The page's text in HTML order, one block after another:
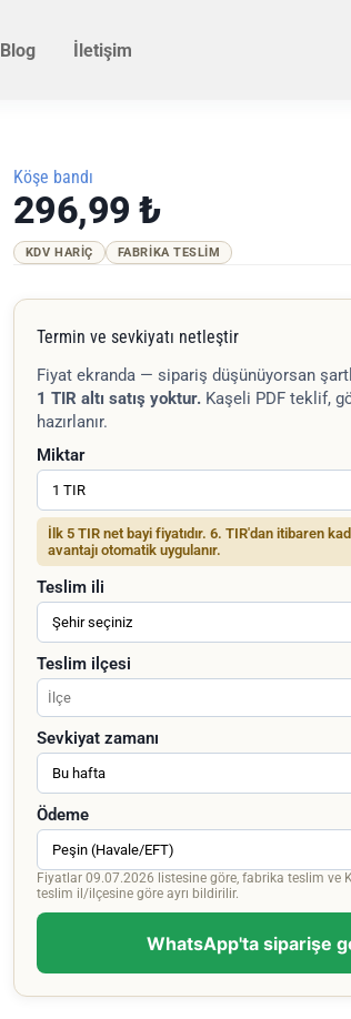
Blog İletişim
Köşe bandı
296,99₺
KDV HARIÇ FABRIKA TESLIM
Termin ve sevkiyatı netleştir
Fiyat ekranda — sipariş düşünüyorsan
1 TIR altı satış yoktur.Kaşeli PDF teklif,
hazırlanır.
Miktar
İlk 5 TIR net bayi fiyatıdır. 6. TIR'dan itibaren
avantajı otomatik uygulanır.
Teslim ili
Teslim ilçesi
Sevkiyat zamanı
Ödeme
Fiyatlar 09.07.2026 listesine göre, fabrika teslim ve
teslim il/ilçesine göre ayrı bildirilir.
WhatsApp'ta siparişe